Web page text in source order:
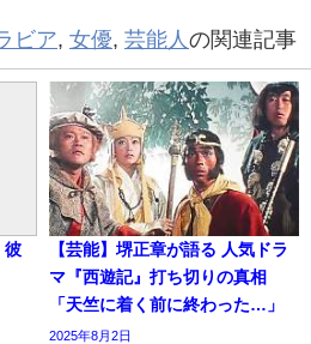
ビア, 女優, 芸能人 の関連記事
彼
【芸能】堺正章が語る 人気ドラ
マ『西遊記』打ち切りの真相
「天竺に着く前に終わった…」
2025年8月2日